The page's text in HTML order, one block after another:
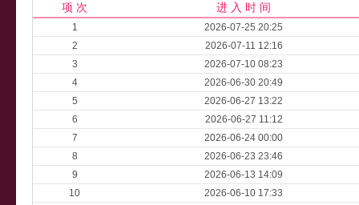
项 次 进 入 时 间
1
2026-07-25 20:25
2
2026-07-11 12:16
3
2026-07-10 08:23
4
2026-06-30 20:49
5
2026-06-27 13:22
6
2026-06-27 11:12
7
2026-06-24 00:00
8
2026-06-23 23:46
9
2026-06-13 14:09
10
2026-06-10 17:33